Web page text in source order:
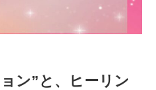
ン”と、ヒーリン